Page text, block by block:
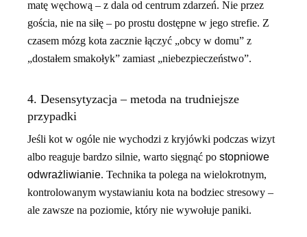
matę węchową – z dala od centrum zdarzeń. Nie przez
gościa, nie na siłę – po prostu dostępne w jego strefie. Z
czasem mózg kota zacznie łączyć „obcy w domu” z
„dostałem smakołyk” zamiast „niebezpieczeństwo”.
4. Desensytyzacja – metoda na trudniejsze
przypadki
Jeśli kot w ogóle nie wychodzi z kryjówki podczas wizyt
albo reaguje bardzo silnie, warto sięgnąć postopniowe
odwrażliwianie. Technika ta polega na wielokrotnym,
kontrolowanym wystawianiu kota na bodziec stresowy –
ale zawsze na poziomie, który nie wywołuje paniki.